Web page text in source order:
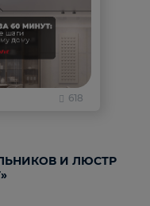
618
И ЛЮСТР